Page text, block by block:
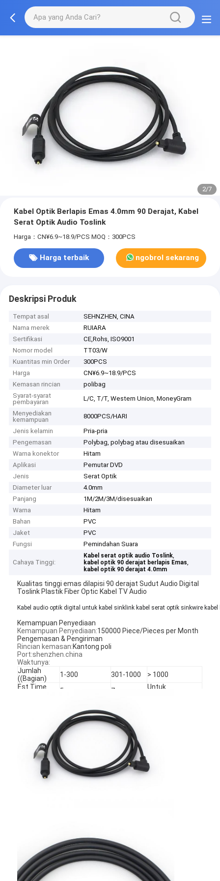
2/7
Kabel Optik Berlapis Emas 4.0mm 90 Derajat, Kabel
Serat Optik Audio Toslink
Harga：CN¥6.9~18.9/PCS MOQ：300PCS
Harga terbaik ngobrol sekarang
Deskripsi Produk
Tempat asal
SEHNZHEN, CINA
Nama merek
RUIARA
Sertifikasi
CE,Rohs, ISO9001
Nomor model
TT03/W
Kuantitas min Order
300PCS
Harga
CN¥6.9~18.9/PCS
Kemasan rincian
polibag
Syarat-syarat
pembayaran
L/C, T/T, Western Union, MoneyGram
Menyediakan
kemampuan
8000PCS/HARI
Jenis kelamin
Pria-pria
Pengemasan
Polybag, polybag atau disesuaikan
Warna konektor
Hitam
Aplikasi
Pemutar DVD
Jenis
Serat Optik
Diameter luar
4.0mm
Panjang
1M/2M/3M/disesuaikan
Warna
Hitam
Bahan
PVC
Jaket
PVC
Fungsi
Pemindahan Suara
Cahaya Tinggi:
Kabel serat optik audio Toslink,
kabel optik 90 derajat berlapis Emas,
kabel optik 90 derajat 4.0mm
Kualitas tinggi emas dilapisi 90 derajat Sudut Audio Digital
Toslink Plastik Fiber Optic Kabel TV Audio
Kabel audio optik digital untuk kabel sinklink kabel serat optik sinkwire
Kemampuan Penyediaan
Kemampuan Penyediaan:150000 Piece/Pieces per Month
Pengemasan & Pengiriman
Rincian kemasan:Kantong poli
Port:shenzhen.china
Waktunya:
Jumlah
((Bagian)
1-300 301-1000
> 1000
Est.Time
5 7
Untuk